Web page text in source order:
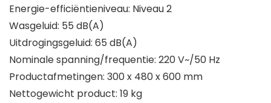
Energie-efficiëntieniveau: Niveau 2
Wasgeluid: 55 dB(A)
Uitdrogingsgeluid: 65 dB(A)
Nominale spanning/frequentie: 220 V~/50 Hz
Productafmetingen: 300 x 480 x 600 mm
Nettogewicht product: 19 kg